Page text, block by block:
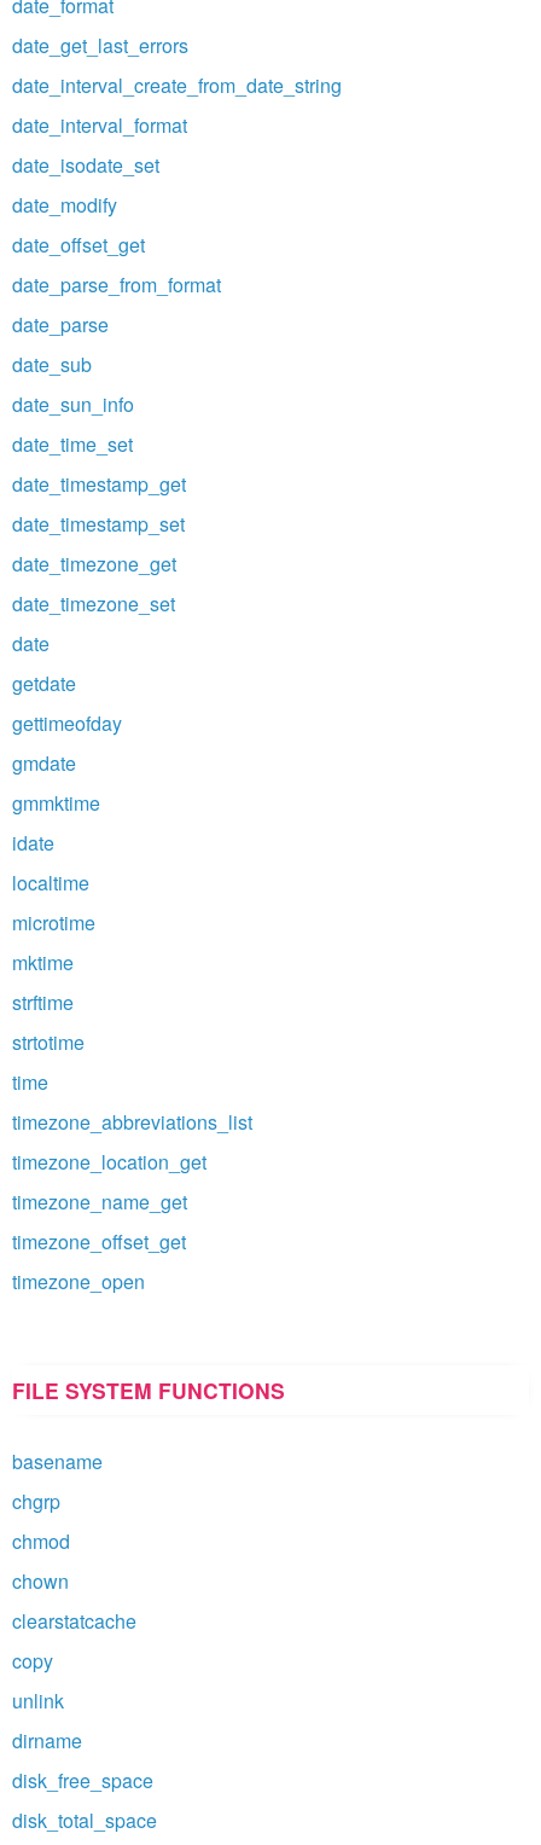
date_format
date_get_last_errors
date_interval_create_from_date_string
date_interval_format
date_isodate_set
date_modify
date_offset_get
date_parse_from_format
date_parse
date_sub
date_sun_info
date_time_set
date_timestamp_get
date_timestamp_set
date_timezone_get
date_timezone_set
date
getdate
gettimeofday
gmdate
gmmktime
idate
localtime
microtime
mktime
strftime
strtotime
time
timezone_abbreviations_list
timezone_location_get
timezone_name_get
timezone_offset_get
timezone_open
FILE SYSTEM FUNCTIONS
basename
chgrp
chmod
chown
clearstatcache
copy
unlink
dirname
disk_free_space
disk_total_space